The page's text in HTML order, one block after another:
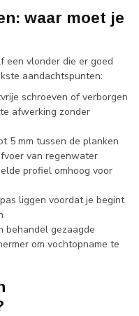
waar moet je
een vlonder die er goed
aandachtspunten:
schroeven of verborgen
afwerking zonder
5 mm tussen de planken
van regenwater
profiel omhoog voor
liggen voordat je begint
behandel gezaagde
om vochtopname te